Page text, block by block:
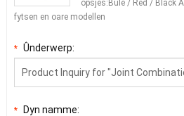
opsjes:Bule / Red / Black
fytsen en oare modellen
* Ûnderwerp:
* Dyn namme: